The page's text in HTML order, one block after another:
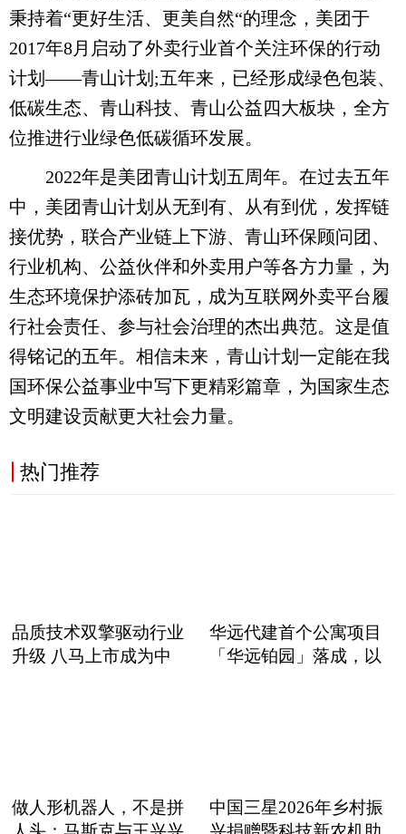
秉持着“更好生活、更美自然“的理念，美团于
2017年8月启动了外卖行业首个关注环保的行动
计划——青山计划;五年来，已经形成绿色包装、
低碳生态、青山科技、青山公益四大板块，全方
位推进行业绿色低碳循环发展。
2022年是美团青山计划五周年。在过去五年
中，美团青山计划从无到有、从有到优，发挥链
接优势，联合产业链上下游、青山环保顾问团、
行业机构、公益伙伴和外卖用户等各方力量，为
生态环境保护添砖加瓦，成为互联网外卖平台履
行社会责任、参与社会治理的杰出典范。这是值
得铭记的五年。相信未来，青山计划一定能在我
国环保公益事业中写下更精彩篇章，为国家生态
文明建设贡献更大社会力量。
热门推荐
品质技术双擎驱动行业
升级 八马上市成为中
华远代建首个公寓项目
「华远铂园」落成，以
做人形机器人，不是拼
中国三星2026年乡村振